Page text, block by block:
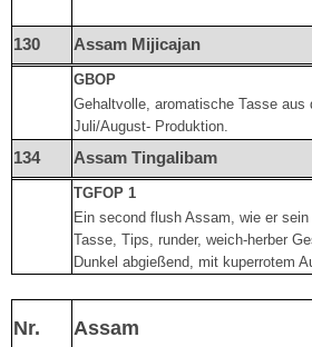
130 Assam Mijicajan
GBOP
Gehaltvolle, aromatische Tasse aus
Juli/August- Produktion.
134 Assam Tingalibam
TGFOP 1
Ein second flush Assam, wie er
Tasse, Tips, runder, weich-herber
Dunkel abgießend, mit kuperrotem
Nr. Assam